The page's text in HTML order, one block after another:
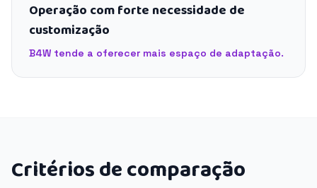
Operação com forte necessidade de
customização
B4W tende a oferecer mais espaço de adaptação.
Critérios de comparação